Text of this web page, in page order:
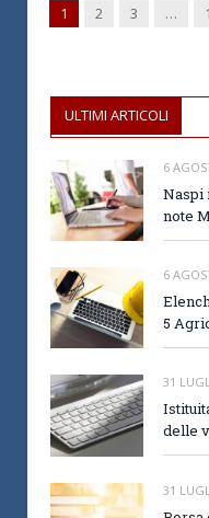
1 2 3 …
ULTIMI ARTICOLI
6
Naspi
note
6
5
31
delle
31